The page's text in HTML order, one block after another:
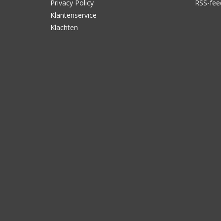
Privacy Policy
Klantenservice
Klachten
RSS-